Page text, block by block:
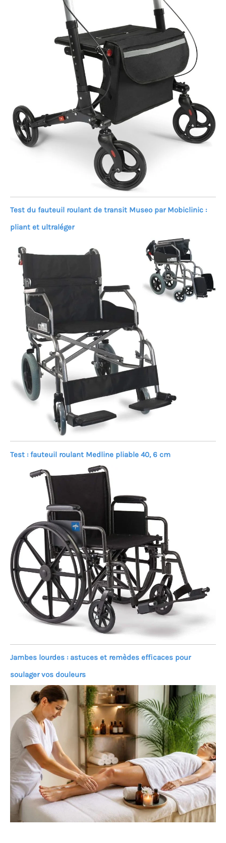
Test du fauteuil roulant de transit Museo par Mobiclinic :
pliant et ultraléger
Test : fauteuil roulant Medline pliable 40, 6 cm
Jambes lourdes : astuces et remèdes efficaces pour
soulager vos douleurs